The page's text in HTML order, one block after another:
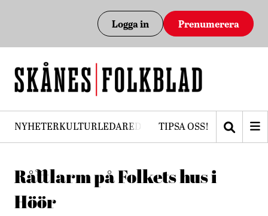
Logga in Prenumerera
NYHETERKULTURLEDAREDEBATTPRENUMERERA
TIPSA OSS!
Råttlarm på Folkets hus i
Höör